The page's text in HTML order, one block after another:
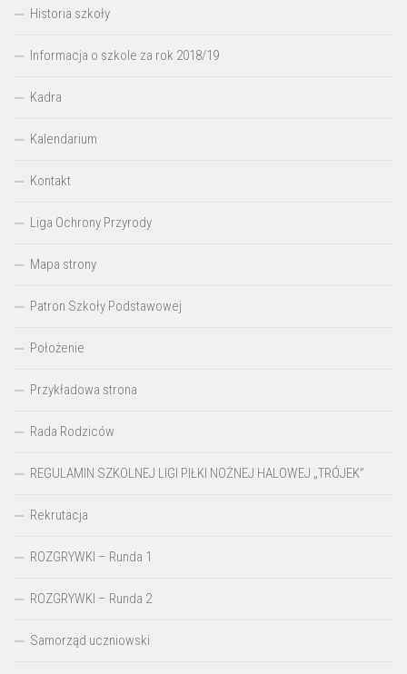
Historia szkoły
Informacja o szkole za rok 2018/19
Kadra
Kalendarium
Kontakt
Liga Ochrony Przyrody
Mapa strony
Patron Szkoły Podstawowej
Położenie
Przykładowa strona
Rada Rodziców
REGULAMIN SZKOLNEJ LIGI PIŁKI NOŻNEJ HALOWEJ „TRÓJEK”
Rekrutacja
ROZGRYWKI – Runda 1
ROZGRYWKI – Runda 2
Samorząd uczniowski